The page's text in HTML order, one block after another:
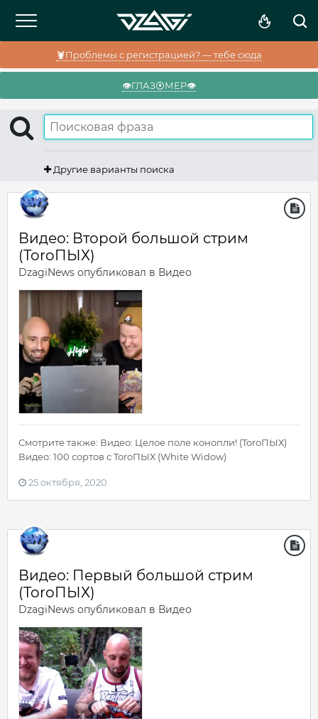
🦞Проблемы с регистрацией? — тебе сюда
👁️ГЛАЗ⦿МЕР👁️
Другие варианты поиска
Видео: Второй большой стрим
(ToroПЫХ)
DzagiNews опубликовал в Видео
Смотрите также: Видео: Целое поле конопли! (ToroПЫХ)
Видео: 100 сортов с ToroПЫХ (White Widow)
25 октября, 2020
Видео: Первый большой стрим
(ToroПЫХ)
DzagiNews опубликовал в Видео